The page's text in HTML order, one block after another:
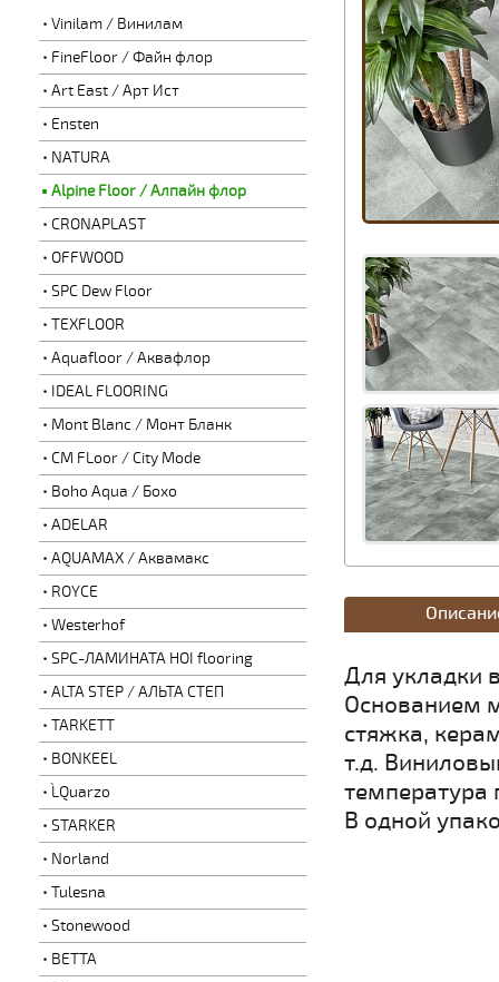
Vinilam / Винилам
FineFloor / Файн флор
Art East / Арт Ист
Ensten
NATURA
Alpine Floor / Алпайн флор
CRONAPLAST
OFFWOOD
SPC Dew Floor
TEXFLOOR
Aquafloor / Аквафлор
IDEAL FLOORING
Mont Blanc / Монт Бланк
CM FLoor / City Mode
Boho Aqua / Бохо
ADELAR
AQUAMAX / Аквамакс
ROYCE
Westerhof
SPC-ЛАМИНАТА HOI flooring
ALTA STEP / АЛЬТА СТЕП
TARKETT
BONKEEL
L`Quarzo
STARKER
Norland
Tulesna
Stonewood
BETTA
Для укладки
Основанием
стяжка,
т.д.
температура
В одной